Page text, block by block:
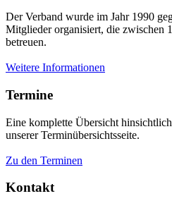
Der Verband wurde im Jahr 1990
Mitglieder organisiert, die zwischen
betreuen.
Weitere Informationen
Termine
Eine komplette Übersicht
unserer Terminübersichtsseite.
Zu den Terminen
Kontakt